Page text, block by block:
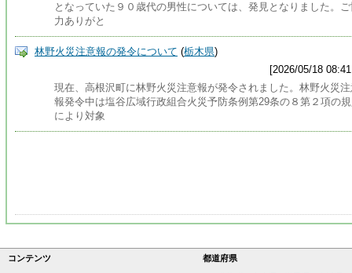
となっていた９０歳代の男性については、発見となりました。
力ありがと
林野火災注意報の発令について (栃木県)
[2026/05/18
現在、高根沢町に林野火災注意報が発令されました。林野火災
報発令中は塩谷広域行政組合火災予防条例第29条の８第２項の
により対象
コンテンツ 都道府県